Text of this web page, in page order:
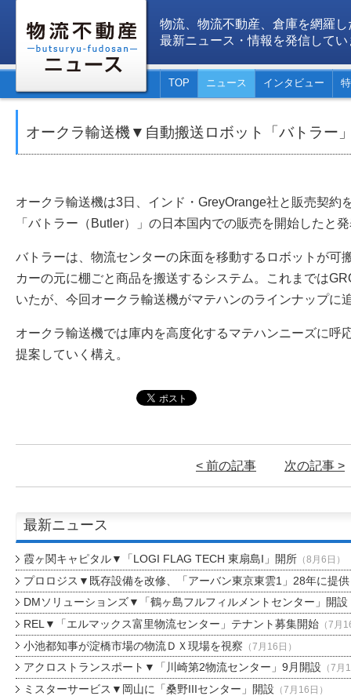
物流、物流不動産、倉庫を網羅し
最新ニュース・情報を発信してい
TOP ニュース インタビュー
オークラ輸送機▼自動搬送ロボット「バトラー
オークラ輸送機は3日、インド・GreyOrange社と販売契約
「バトラー（Butler）」の日本国内での販売を開始したと
バトラーは、物流センターの床面を移動するロボットが可
カーの元に棚ごと商品を搬送するシステム。これまでは
いたが、今回オークラ輸送機がマテハンのラインナップに
オークラ輸送機では庫内を高度化するマテハンニーズに呼
提案していく構え。
< 前の記事 次の記事 >
最新ニュース
霞ヶ関キャピタル▼「LOGI FLAG TECH 東扇島I」開所（8月6日）
プロロジス▼既存設備を改修、「アーバン東京東雲1」28年に提供
DMソリューションズ▼「鶴ヶ島フルフィルメントセンター」開設
REL▼「エルマックス富里物流センター」テナント募集開始（7月
小池都知事が淀橋市場の物流ＤＸ現場を視察 （7月16日）
アクロストランスポート▼「川崎第2物流センター」9月開設 （7月
ミスターサービス▼岡山に「桑野IIIセンター」開設 （7月16日）